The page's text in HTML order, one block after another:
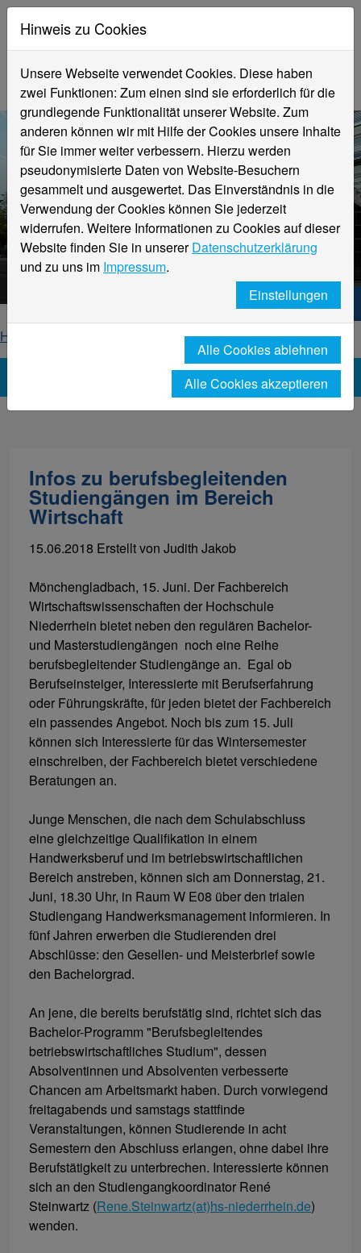
Aktuelle Meldungen
Hochschule Niederrhein
Hochschule Niederrhein. Dein Weg.
Home
News-Detailseite
Infos zu berufsbegleitenden
Studiengängen im Bereich
Wirtschaft
15.06.2018 Erstellt von Judith Jakob
Mönchengladbach, 15. Juni. Der Fachbereich
Wirtschaftswissenschaften der Hochschule
Niederrhein bietet neben den regulären Bachelor-
und Masterstudiengängen noch eine Reihe
berufsbegleitender Studiengänge an. Egal ob
Berufseinsteiger, Interessierte mit Berufserfahrung
oder Führungskräfte, für jeden bietet der Fachbereich
ein passendes Angebot. Noch bis zum 15. Juli
können sich Interessierte für das Wintersemester
einschreiben, der Fachbereich bietet verschiedene
Beratungen an.
Junge Menschen, die nach dem Schulabschluss
eine gleichzeitige Qualifikation in einem
Handwerksberuf und im betriebswirtschaftlichen
Bereich anstreben, können sich am Donnerstag, 21.
Juni, 18.30 Uhr, in Raum W E08 über den trialen
Studiengang Handwerksmanagement informieren. In
fünf Jahren erwerben die Studierenden drei
Abschlüsse: den Gesellen- und Meisterbrief sowie
den Bachelorgrad.
An jene, die bereits berufstätig sind, richtet sich das
Bachelor-Programm "Berufsbegleitendes
betriebswirtschaftliches Studium", dessen
Absolventinnen und Absolventen verbesserte
Chancen am Arbeitsmarkt haben. Durch vorwiegend
freitagabends und samstags stattfinde
Veranstaltungen, können Studierende in acht
Semestern den Abschluss erlangen, ohne dabei ihre
Berufstätigkeit zu unterbrechen. Interessierte können
sich an den Studiengangkoordinator René
Steinwartz (Rene.Steinwartz(at)hs-niederrhein.de)
wenden.
Hinweis zu Cookies
Unsere Webseite verwendet Cookies. Diese haben
zwei Funktionen: Zum einen sind sie erforderlich für die
grundlegende Funktionalität unserer Website. Zum
anderen können wir mit Hilfe der Cookies unsere Inhalte
für Sie immer weiter verbessern. Hierzu werden
pseudonymisierte Daten von Website-Besuchern
gesammelt und ausgewertet. Das Einverständnis in die
Verwendung der Cookies können Sie jederzeit
widerrufen. Weitere Informationen zu Cookies auf dieser
Website finden Sie in unsererDatenschutzerklärung
und zu uns im Impressum.
Einstellungen
Alle Cookies ablehnen
Alle Cookies akzeptieren